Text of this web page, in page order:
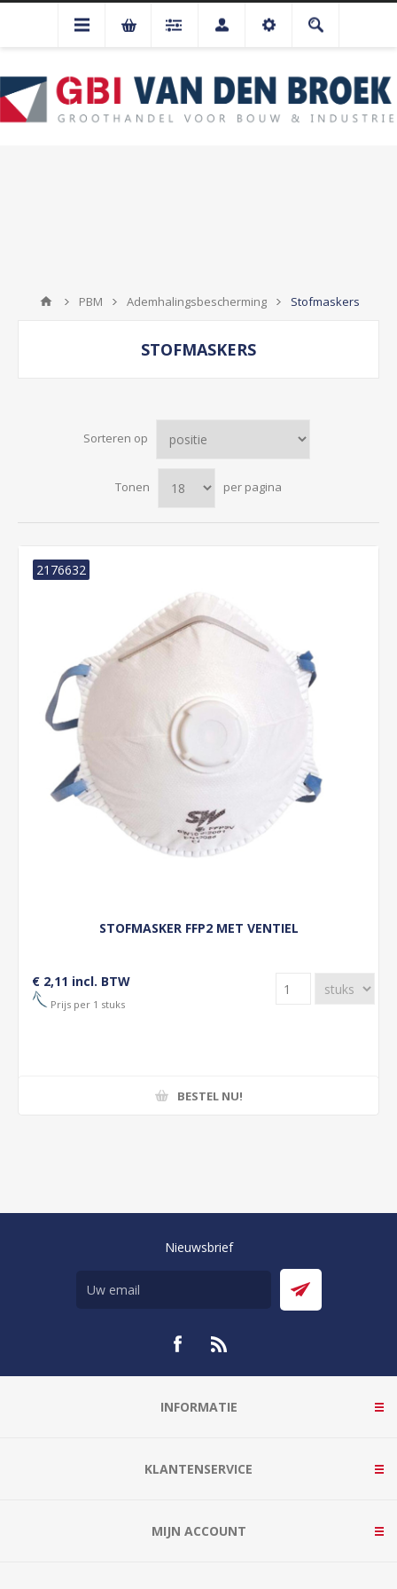
PBM Ademhalingsbescherming Stofmaskers
STOFMASKERS
Sorteren op
Tonen per pagina
STOFMASKER FFP2 MET VENTIEL
2176632
€ 2,11 incl. BTW
Prijs per 1 stuks
BESTEL NU!
Nieuwsbrief
INFORMATIE
KLANTENSERVICE
MIJN ACCOUNT